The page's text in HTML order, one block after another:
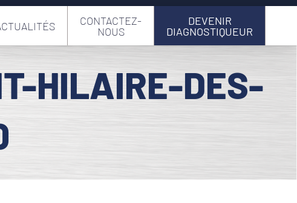
CONTACTEZ-
NOUS
DEVENIR
DIAGNOSTIQUEUR
HILAIRE-DES-